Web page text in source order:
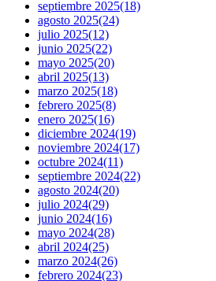
septiembre 2025(18)
agosto 2025(24)
julio 2025(12)
junio 2025(22)
mayo 2025(20)
abril 2025(13)
marzo 2025(18)
febrero 2025(8)
enero 2025(16)
diciembre 2024(19)
noviembre 2024(17)
octubre 2024(11)
septiembre 2024(22)
agosto 2024(20)
julio 2024(29)
junio 2024(16)
mayo 2024(28)
abril 2024(25)
marzo 2024(26)
febrero 2024(23)